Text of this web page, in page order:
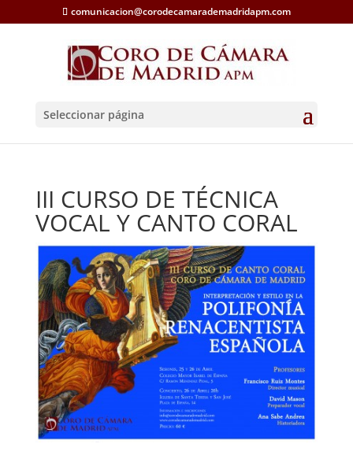
comunicacion@corodecamarademadridapm.com
Seleccionar página
III CURSO DE TÉCNICA
VOCAL Y CANTO CORAL